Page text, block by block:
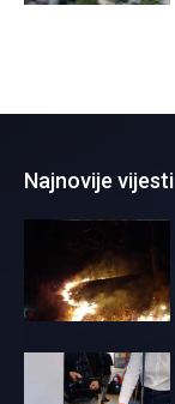
Najnovije vijesti